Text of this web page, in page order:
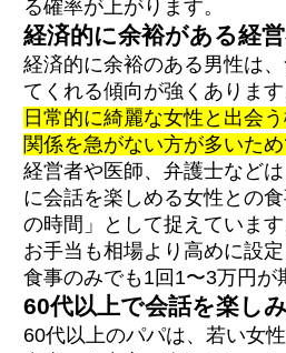
る確率が上がります。
経済的に余裕がある経
経済的に余裕のある男性は
てくれる傾向が強くあります
日常的に綺麗な女性と出会
関係を急がない方が多いため
経営者や医師、弁護士など
に会話を楽しめる女性との
の時間」として捉えています
お手当も相場より高めに設定
食事のみでも1回1〜3万円が
60代以上で会話を楽し
60代以上のパパは、若い女